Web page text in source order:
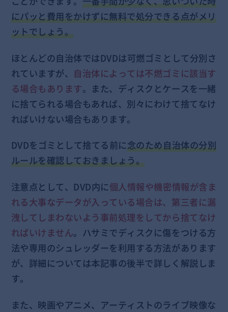
にパッと費用をかけずに無料で処分できる点がメリ
ットでしょう。
ほとんどの自治体ではDVDは可燃ゴミとして分別さ
れていますが、 自治体によっては不燃ゴミに該当す
る場合もあります。また、ディスクとケースを一緒
に捨てられる場合もあれば、別々にわけて捨てなけ
ればいけない場合もあります。
DVDをゴミとして捨てる前に念のため自治体の分別
ルールを確認しておきましょう。
注意点として、DVD内に個人情報や機密情報が含ま
れる大事なデータが入っている場合は、第三者に漏
洩してしまわないよう事前処理をしてから捨てなけ
ればいけません。ハサミでディスクに傷をつける方
法や専用のシュレッダーを利用する方法があります
が、詳細については本記事の後半で詳しく解説しま
す。
また、映画やアニメ、アーティストのライブ映像な